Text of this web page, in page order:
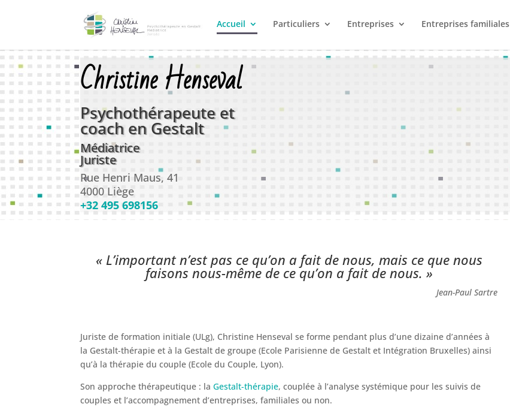
Accueil Particuliers Entreprises Entreprises familiales
Christine Henseval
Psychothérapeute et
coach en Gestalt
Médiatrice
Juriste
Rue Henri Maus, 41
4000 Liège
+32 495 698156
« L’important n’est pas ce qu’on a fait de nous, mais ce que nous
faisons nous-même de ce qu’on a fait de nous. »
Jean-Paul Sartre
Juriste de formation initiale (ULg), Christine Henseval se forme pendant plus d’une dizaine d’années à
la Gestalt-thérapie et à la Gestalt de groupe (Ecole Parisienne de Gestalt et Intégration Bruxelles) ainsi
qu’à la thérapie du couple (Ecole du Couple, Lyon).
Son approche thérapeutique : laGestalt-thérapie, couplée à l’analyse systémique pour les suivis de
couples et l’accompagnement d’entreprises, familiales ou non.